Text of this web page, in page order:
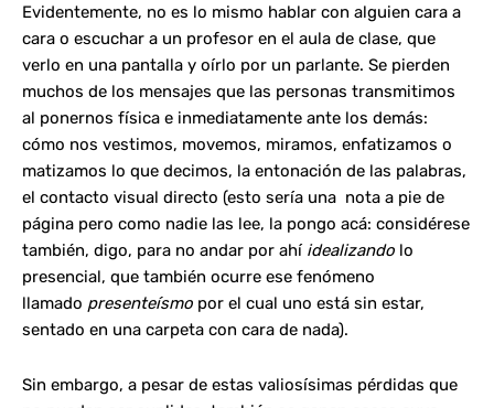
Evidentemente, no es lo mismo hablar con alguien cara a
cara o escuchar a un profesor en el aula de clase, que
verlo en una pantalla y oírlo por un parlante. Se pierden
muchos de los mensajes que las personas transmitimos
al ponernos física e inmediatamente ante los demás:
cómo nos vestimos, movemos, miramos, enfatizamos o
matizamos lo que decimos, la entonación de las palabras,
el contacto visual directo (esto sería una nota a pie de
página pero como nadie las lee, la pongo acá: considérese
también, digo, para no andar por ahí idealizando lo
presencial, que también ocurre ese fenómeno
llamado presenteísmo por el cual uno está sin estar,
sentado en una carpeta con cara de nada).
Sin embargo, a pesar de estas valiosísimas pérdidas que